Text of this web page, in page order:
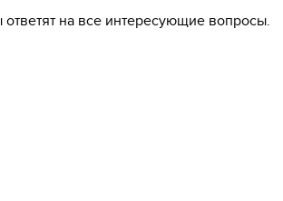
ответят на все интересующие вопросы.